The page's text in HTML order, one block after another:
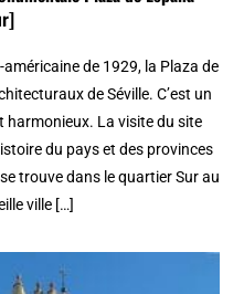
de 1929, la Plaza de
de Séville. C’est un
harmonieux. La visite du site
du pays et des provinces
trouve dans le quartier Sur au
ville […]